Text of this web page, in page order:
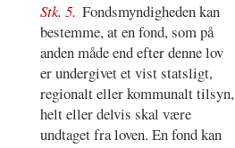
Stk. 5. Fondsmyndigheden kan
bestemme, at en fond, som på
anden måde end efter denne lov
er undergivet et vist statsligt,
regionalt eller kommunalt tilsyn,
helt eller delvis skal være
undtaget fra loven. En fond kan